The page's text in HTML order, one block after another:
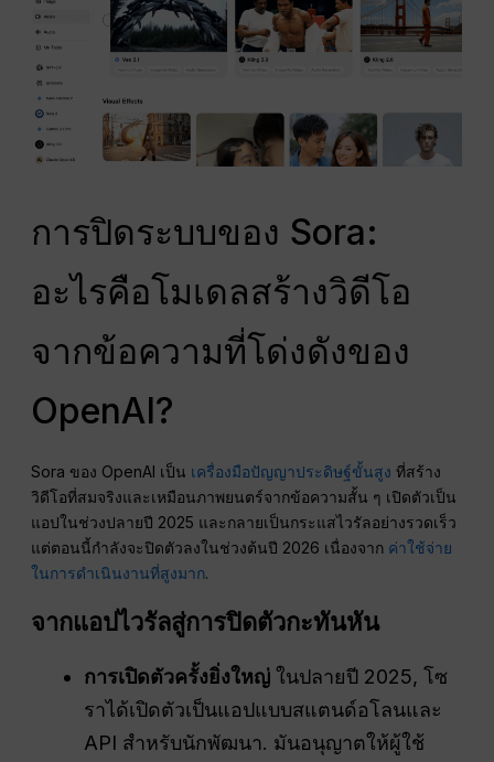
การปิดระบบของ Sora:
อะไรคือโมเดลสร้างวิดีโอ
จากข้อความที่โด่งดังของ
OpenAI?
Sora ของ OpenAI เป็น เครื่องมือปัญญาประดิษฐ์ขั้นสูง ที่สร้าง
วิดีโอที่สมจริงและเหมือนภาพยนตร์จากข้อความสั้น ๆ เปิดตัวเป็น
แอปในช่วงปลายปี 2025 และกลายเป็นกระแสไวรัลอย่างรวดเร็ว
แต่ตอนนี้กำลังจะปิดตัวลงในช่วงต้นปี 2026 เนื่องจาก ค่าใช้จ่าย
ในการดำเนินงานที่สูงมาก.
จากแอปไวรัลสู่การปิดตัวกะทันหัน
การเปิดตัวครั้งยิ่งใหญ่ ในปลายปี 2025, โซ
ราได้เปิดตัวเป็นแอปแบบสแตนด์อโลนและ
API สำหรับนักพัฒนา. มันอนุญาตให้ผู้ใช้